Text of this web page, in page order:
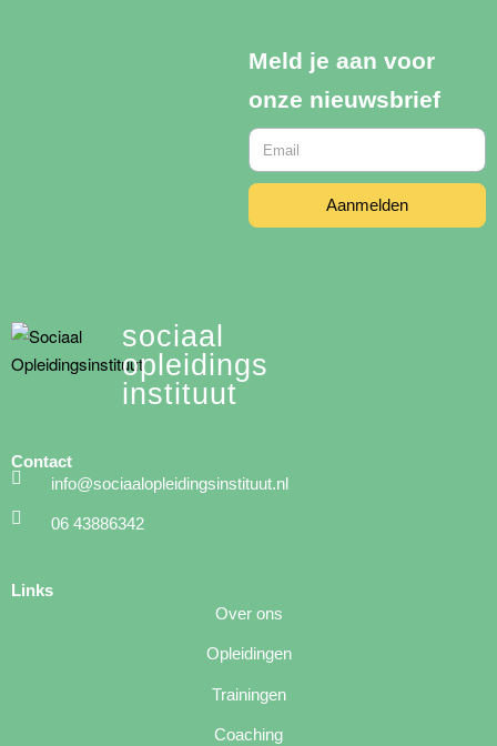
Meld je aan voor
onze nieuwsbrief
Aanmelden
sociaal
opleidings
instituut
Contact
info@sociaalopleidingsinstituut.nl
06 43886342
Links
Over ons
Opleidingen
Trainingen
Coaching